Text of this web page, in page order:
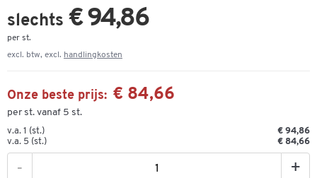
slechts € 94,86
per st.
excl. btw, excl. handlingkosten
Onze beste prijs: € 84,66
per st. vanaf 5 st.
v.a. 1 (st.)
€ 94,86
v.a. 5 (st.)
€ 84,66
- +